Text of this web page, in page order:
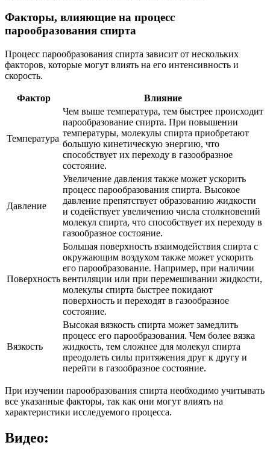
Факторы, влияющие на процесс
парообразования спирта
Процесс парообразования спирта зависит от нескольких
факторов, которые могут влиять на его интенсивность и
скорость.
Фактор Влияние
Температура
Чем выше температура, тем быстрее происходит
парообразование спирта. При повышении
температуры, молекулы спирта приобретают
большую кинетическую энергию, что
способствует их переходу в газообразное
состояние.
Давление
Увеличение давления также может ускорить
процесс парообразования спирта. Высокое
давление препятствует образованию жидкости
и содействует увеличению числа столкновений
молекул спирта, что способствует их переходу в
газообразное состояние.
Поверхность
Большая поверхность взаимодействия спирта с
окружающим воздухом также может ускорить
его парообразование. Например, при наличии
вентиляции или при перемешивании жидкости,
молекулы спирта быстрее покидают
поверхность и переходят в газообразное
состояние.
Вязкость
Высокая вязкость спирта может замедлить
процесс его парообразования. Чем более вязка
жидкость, тем сложнее для молекул спирта
преодолеть силы притяжения друг к другу и
перейти в газообразное состояние.
При изучении парообразования спирта необходимо учитывать
все указанные факторы, так как они могут влиять на
характеристики исследуемого процесса.
Видео: